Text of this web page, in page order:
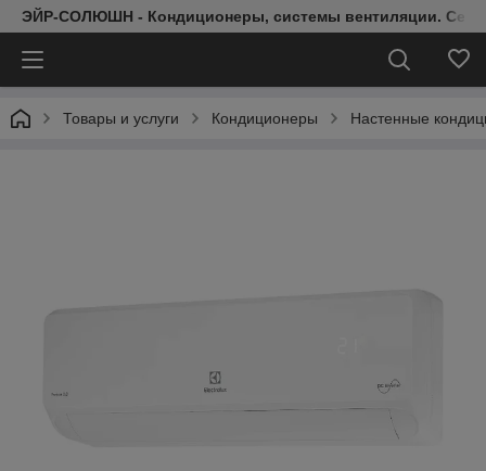
ЭЙР-СОЛЮШН - Кондиционеры, системы вентиляции.
Товары и услуги Кондиционеры Настенные